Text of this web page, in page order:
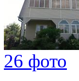
26 фото